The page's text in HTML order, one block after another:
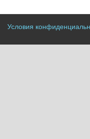
Условия